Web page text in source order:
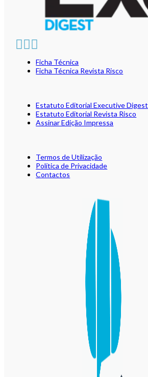
Ficha Técnica
Ficha Técnica Revista Risco
Estatuto Editorial Executive Digest
Estatuto Editorial Revista Risco
Assinar Edição Impressa
Termos de Utilização
Política de Privacidade
Contactos